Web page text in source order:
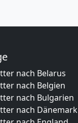
nach Belarus
nach Belgien
nach Bulgarien
nach Dänemark